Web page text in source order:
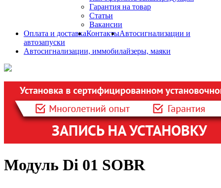
Гарантия на товар
Статьи
Вакансии
Оплата и доставкаКонтактыАвтосигнализации и
автозапуски
Автосигнализации, иммобилайзеры, маяки
Модуль Di 01 SOBR